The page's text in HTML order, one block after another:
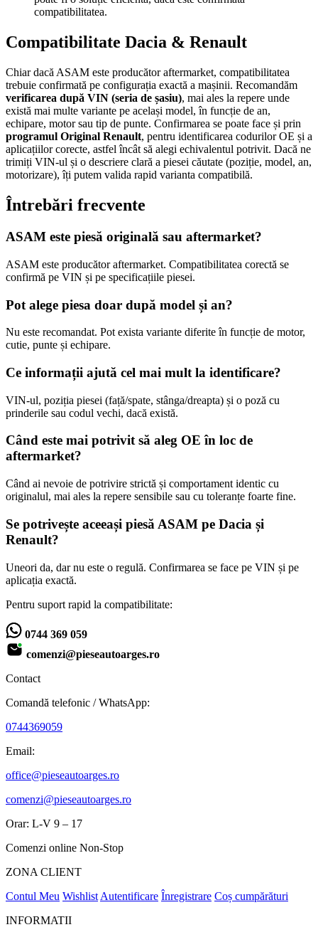
compatibilitatea.
Compatibilitate Dacia & Renault
Chiar dacă ASAM este producător aftermarket, compatibilitatea
trebuie confirmată pe configurația exactă a mașinii. Recomandăm
verificarea după VIN (seria de șasiu), mai ales la repere unde
există mai multe variante pe același model, în funcție de an,
echipare, motor sau tip de punte. Confirmarea se poate face și prin
programul Original Renault, pentru identificarea codurilor OE și a
aplicațiilor corecte, astfel încât să alegi echivalentul potrivit. Dacă ne
trimiți VIN-ul și o descriere clară a piesei căutate (poziție, model, an,
motorizare), îți putem valida rapid varianta compatibilă.
Întrebări frecvente
ASAM este piesă originală sau aftermarket?
ASAM este producător aftermarket. Compatibilitatea corectă se
confirmă pe VIN și pe specificațiile piesei.
Pot alege piesa doar după model și an?
Nu este recomandat. Pot exista variante diferite în funcție de motor,
cutie, punte și echipare.
Ce informații ajută cel mai mult la identificare?
VIN-ul, poziția piesei (față/spate, stânga/dreapta) și o poză cu
prinderile sau codul vechi, dacă există.
Când este mai potrivit să aleg OE în loc de
aftermarket?
Când ai nevoie de potrivire strictă și comportament identic cu
originalul, mai ales la repere sensibile sau cu toleranțe foarte fine.
Se potrivește aceeași piesă ASAM pe Dacia și
Renault?
Uneori da, dar nu este o regulă. Confirmarea se face pe VIN și pe
aplicația exactă.
Pentru suport rapid la compatibilitate:
0744 369 059
comenzi@pieseautoarges.ro
Contact
Comandă telefonic / WhatsApp:
0744369059
Email:
office@pieseautoarges.ro
comenzi@pieseautoarges.ro
Orar: L-V 9 – 17
Comenzi online Non-Stop
ZONA CLIENT
Contul Meu Wishlist Autentificare Înregistrare Coș cumpărături
INFORMATII